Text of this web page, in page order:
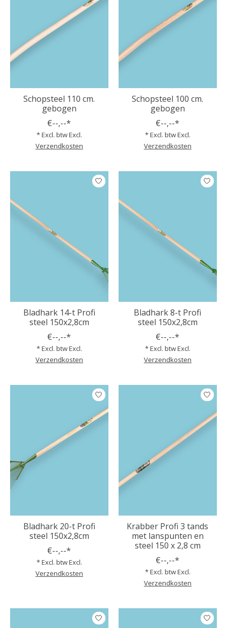
Schopsteel 110 cm.
gebogen
€--,--*
* Excl. btw Excl.
Verzendkosten
Schopsteel 100 cm.
gebogen
€--,--*
* Excl. btw Excl.
Verzendkosten
Bladhark 14-t Profi
steel 150x2,8cm
€--,--*
* Excl. btw Excl.
Verzendkosten
Bladhark 8-t Profi
steel 150x2,8cm
€--,--*
* Excl. btw Excl.
Verzendkosten
Bladhark 20-t Profi
steel 150x2,8cm
€--,--*
* Excl. btw Excl.
Verzendkosten
Krabber Profi 3 tands
met lanspunten en
steel 150 x 2,8 cm
€--,--*
* Excl. btw Excl.
Verzendkosten